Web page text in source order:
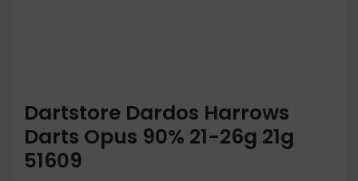
Dartstore Dardos Harrows
Darts Opus 90% 21-26g 21g
51609